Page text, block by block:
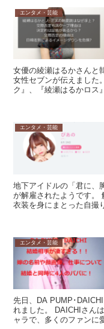
エンタメ・芸能
女優の綾瀬はるかさんと
女性セブンが伝えました
ク』、『綾瀬はるかロス
エンタメ・芸能
地下アイドルの「君に、
が解雇されたようです。
衣装を身にまとった自撮
エンタメ・芸能
先日、DA PUMP･
れました。 DAICHIさん
ャラで、多くのファンに